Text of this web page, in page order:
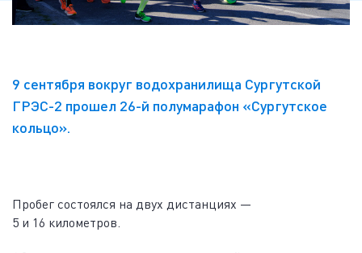
9 сентября вокруг водохранилища Сургутской
ГРЭС-2 прошел 26-й полумарафон «Сургутское
кольцо».
Пробег состоялся на двух дистанциях —
5 и 16 километров.